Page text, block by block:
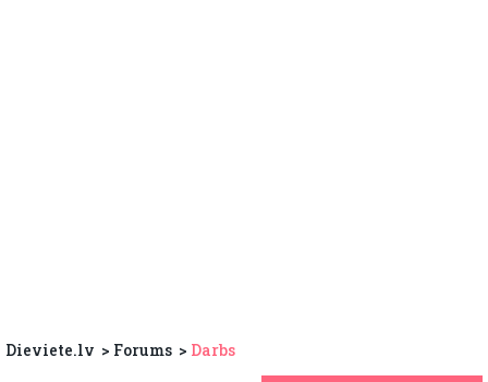
Dieviete.lv Forums Darbs